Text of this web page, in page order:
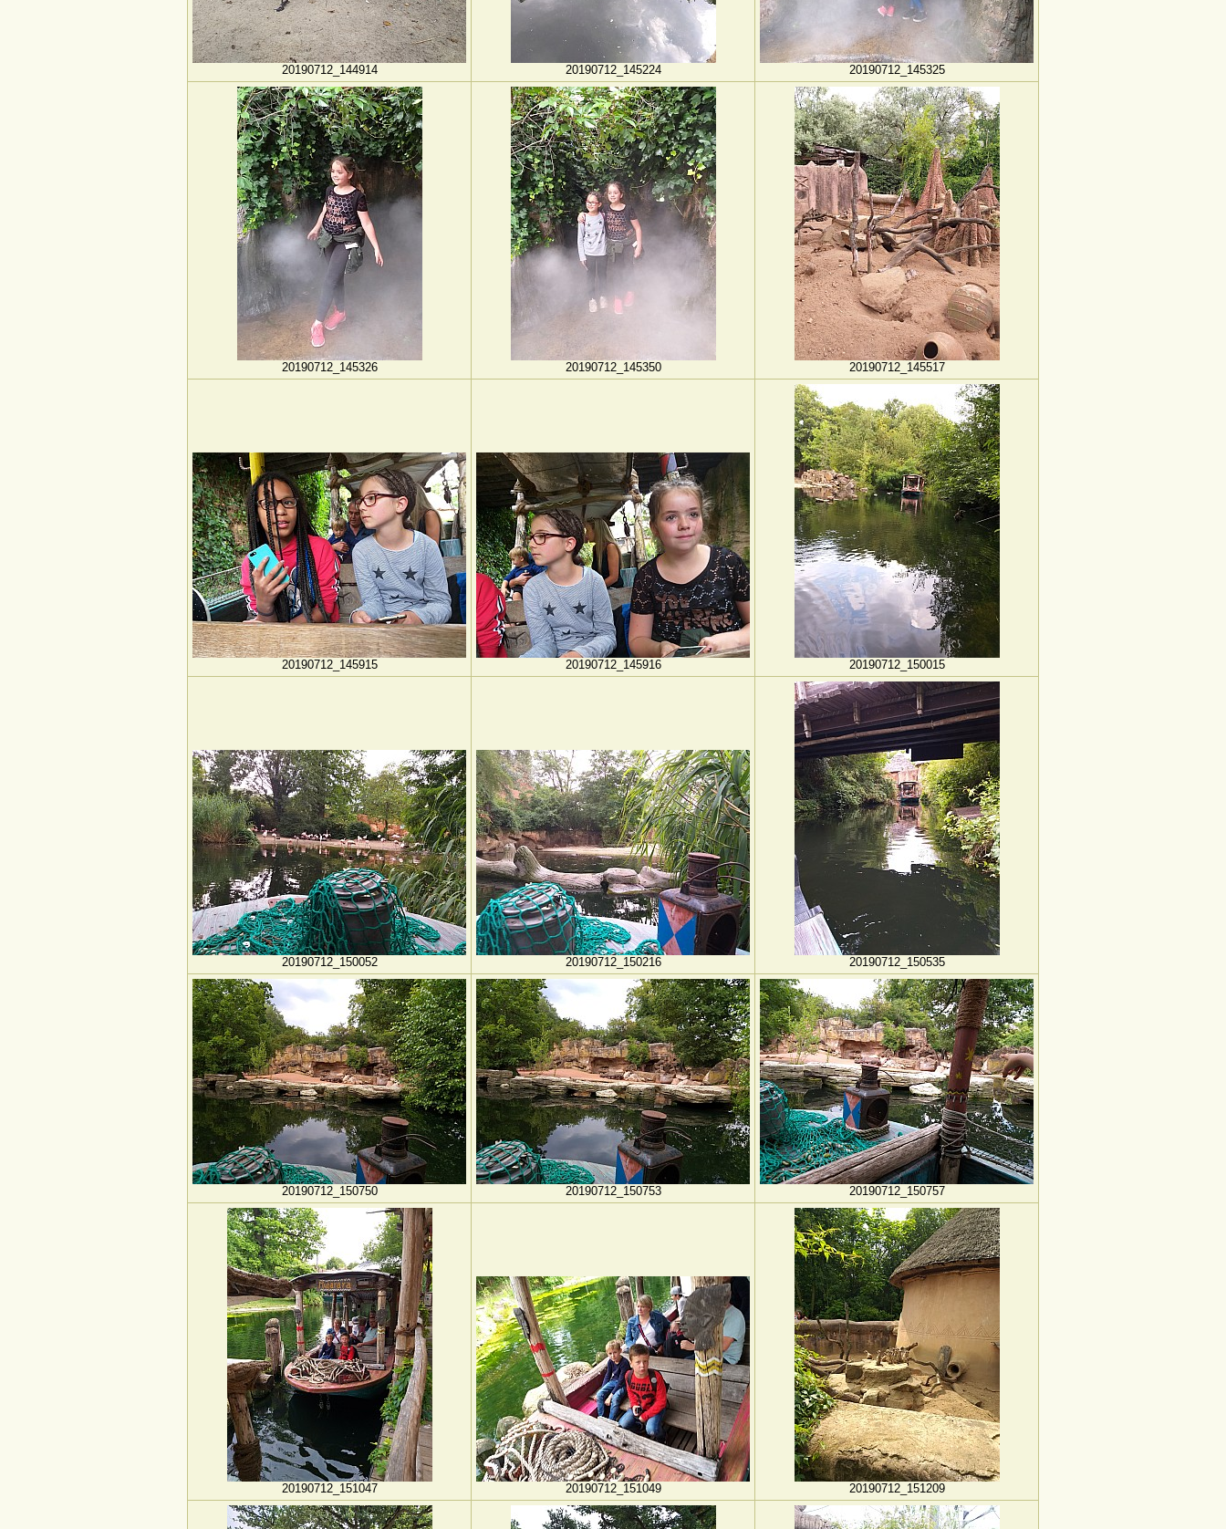
20190712_144914 20190712_145224 20190712_145325
20190712_145326 20190712_145350 20190712_145517
20190712_145915 20190712_145916 20190712_150015
20190712_150052 20190712_150216 20190712_150535
20190712_150750 20190712_150753 20190712_150757
20190712_151047 20190712_151049 20190712_151209